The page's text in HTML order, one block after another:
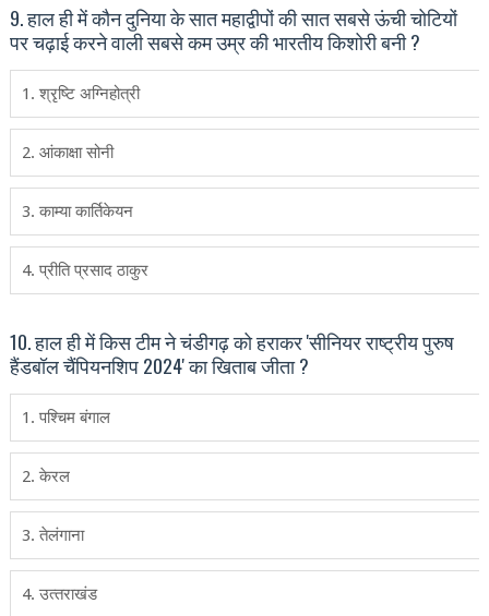
9. हाल ही में कौन दुनिया के सात महाद्वीपों की सात सबसे ऊंची चोटियों
पर चढ़ाई करने वाली सबसे कम उम्र की भारतीय किशोरी बनी ?
1. श्रृष्टि अग्निहोत्री
2. आंकाक्षा सोनी
3. काम्या कार्तिकेयन
4. प्रीति प्रसाद ठाकुर
10. हाल ही में किस टीम ने चंडीगढ़ को हराकर 'सीनियर राष्ट्रीय पुरुष
हैंडबॉल चैंपियनशिप 2024' का खिताब जीता ?
1. पश्चिम बंगाल
2. केरल
3. तेलंगाना
4. उत्‍तराखंड